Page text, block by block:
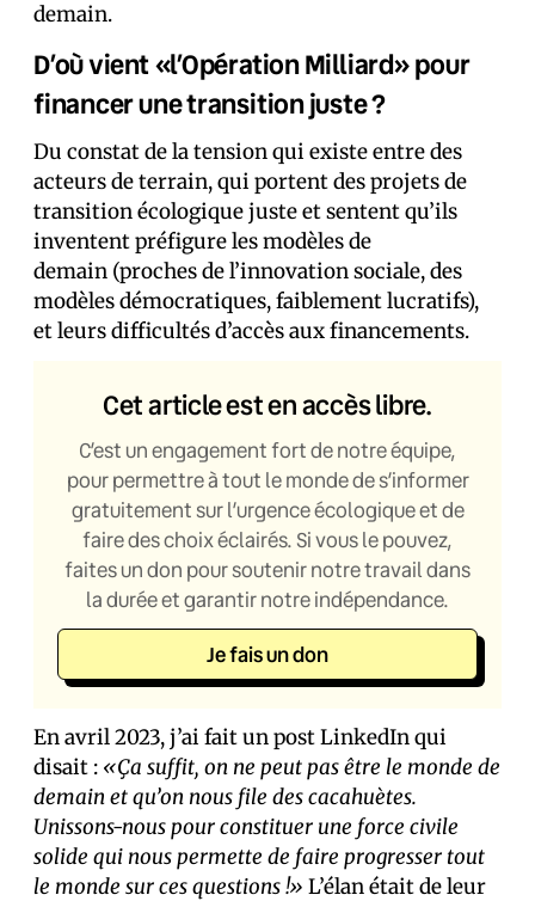
demain.
D’où vient «l’Opération Milliard» pour
financer une transition juste ?
Du constat de la tension qui existe entre des
acteurs de terrain, qui portent des projets de
transition écologique juste et sentent qu’ils
inventent préfigure les modèles de
demain (proches de l’innovation sociale, des
modèles démocratiques, faiblement lucratifs),
et leurs difficultés d’accès aux financements.
Cet article est en accès libre.
C’est un engagement fort de notre équipe,
pour permettre à tout le monde de s’informer
gratuitement sur l’urgence écologique et de
faire des choix éclairés. Si vous le pouvez,
faites un don pour soutenir notre travail dans
la durée et garantir notre indépendance.
Je fais un don
En avril 2023, j’ai fait un post LinkedIn qui
disait : «Ça suffit, on ne peut pas être le monde de
demain et qu’on nous file des cacahuètes.
Unissons-nous pour constituer une force civile
solide qui nous permette de faire progresser tout
le monde sur ces questions !» L’élan était de leur